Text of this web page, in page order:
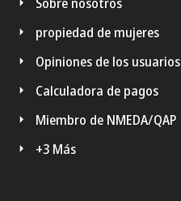
propiedad de mujeres
Opiniones de los usuarios
Calculadora de pagos
Miembro de NMEDA/QAP
+3 Más